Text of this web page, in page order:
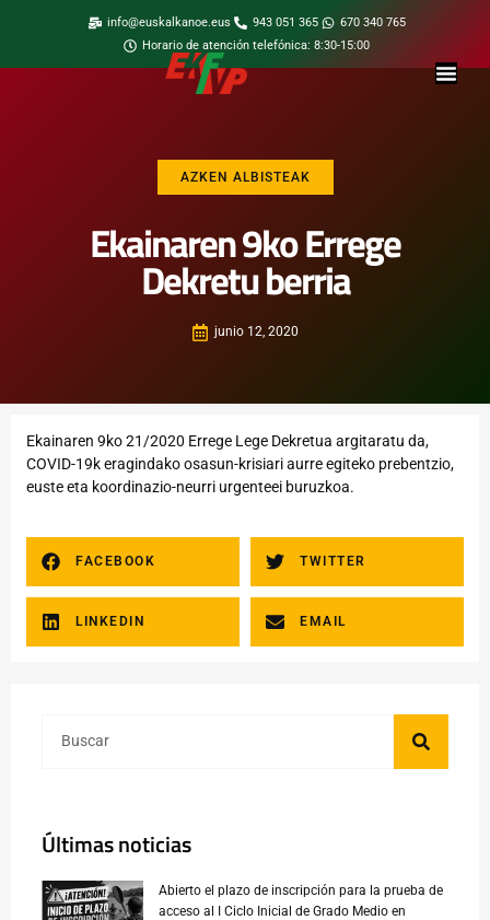
info@euskalkanoe.eus 943 051 365
670 340 765
Horario de atención telefónica: 8:30-15:00
AZKEN ALBISTEAK
Ekainaren 9ko Errege
Dekretu berria
junio 12, 2020
Ekainaren 9ko 21/2020 Errege Lege Dekretua argitaratu da,
COVID-19k eragindako osasun-krisiari aurre egiteko prebentzio,
euste eta koordinazio-neurri urgenteei buruzkoa.
FACEBOOK TWITTER
LINKEDIN EMAIL
Últimas noticias
Abierto el plazo de inscripción para la prueba de
acceso al I Ciclo Inicial de Grado Medio en